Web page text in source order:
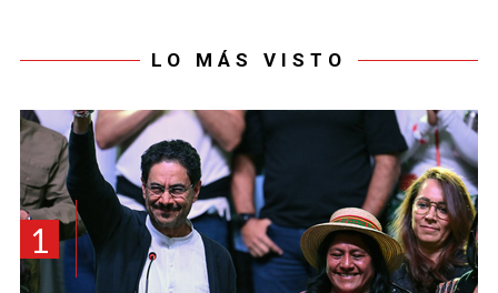
LO MÁS VISTO
1